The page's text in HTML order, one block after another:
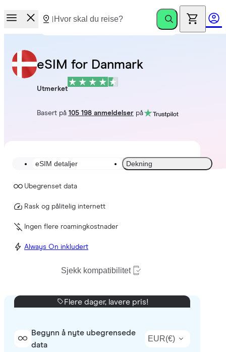
eSIM for Danmark
Utmerket
Basert på 105 198 anmeldelserpå
eSIM detaljer Dekning
Ubegrenset data
Rask og pålitelig internett
Ingen flere roamingkostnader
Always On inkludert
Sjekk kompatibilitet
Flere dager, lavere pris!
Begynn å nyte ubegrensede
data
EUR(€)